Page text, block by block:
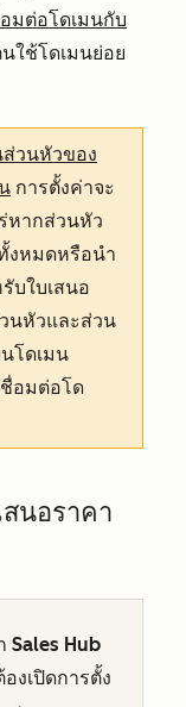
อมต่อโดเมนกับ
ใช้โดเมนย่อย
ส่วนหัวของ
การตั้งค่าจะ
หากส่วนหัว
งหมดหรือนำ
บใบเสนอ
นหัวและส่วน
โดเมน
อมต่อโด
นอราคา
Sales Hub
องเปิดการตั้ง